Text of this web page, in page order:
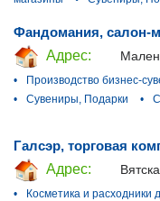
Фандомания, салон-
Адрес:
•
Производство бизнес-
•
Сувениры, Подарки •
Галсэр, торговая
Адрес:
•
Косметика и расходники